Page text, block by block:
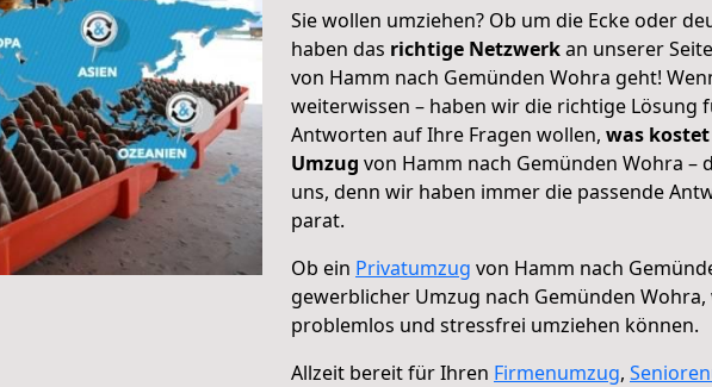
Sie wollen umziehen? Ob um die Ecke oder
haben das richtige Netzwerkan unserer
von Hamm nach Gemünden Wohra geht!
weiterwissen – haben wir die richtige Lösung
Antworten auf Ihre Fragen wollen, was
Umzug von Hamm nach Gemünden Wohra –
uns, denn wir haben immer die passende
parat.
Ob ein Privatumzug von Hamm nach
gewerblicher Umzug nach Gemünden Wohra,
problemlos und stressfrei umziehen können.
Allzeit bereit für Ihren Firmenumzug,